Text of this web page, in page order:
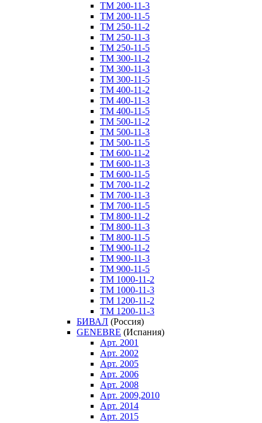
ТM 200-11-3
ТM 200-11-5
ТM 250-11-2
ТM 250-11-3
ТM 250-11-5
ТM 300-11-2
ТM 300-11-3
ТM 300-11-5
ТM 400-11-2
ТM 400-11-3
ТM 400-11-5
ТM 500-11-2
ТM 500-11-3
ТM 500-11-5
ТM 600-11-2
ТM 600-11-3
ТM 600-11-5
ТM 700-11-2
ТM 700-11-3
ТM 700-11-5
ТM 800-11-2
ТM 800-11-3
ТM 800-11-5
ТM 900-11-2
ТM 900-11-3
ТM 900-11-5
ТM 1000-11-2
ТM 1000-11-3
ТM 1200-11-2
ТM 1200-11-3
БИВАЛ (Россия)
GENEBRE (Испания)
Арт. 2001
Арт. 2002
Арт. 2005
Арт. 2006
Арт. 2008
Арт. 2009,2010
Арт. 2014
Арт. 2015